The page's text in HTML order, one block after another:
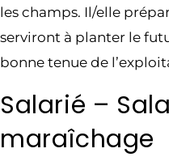
les champs. Il/elle
serviront à planter le
bonne tenue de
Salarié –
maraîchage